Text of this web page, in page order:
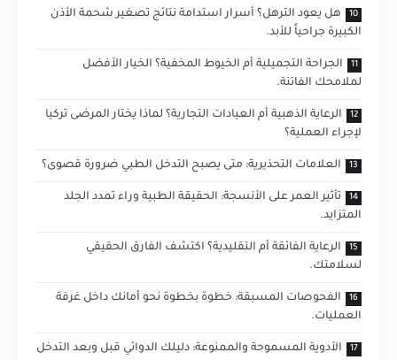
هل يعود الترهل؟ أسرار استدامة نتائج تصغير شحمة الأذن
الكبيرة جراحياً للأبد.
الجراحة التجميلية أم الخيوط المخفية؟ الخيار الأفضل
لملامحك الفاتنة.
الرعاية الذهبية أم العيادات التجارية؟ لماذا يختار المرضى تركيا
لإجراء العملية؟
العلامات التحذيرية: متى يصبح التدخل الطبي ضرورة قصوى؟
تأثير العمر على الأنسجة: الحقيقة الطبية وراء تمدد الجلد
المتزايد.
الرعاية الفائقة أم التقليدية؟ اكتشف الفارق الحقيقي
لسلامتك.
الفحوصات المسبقة: خطوة بخطوة نحو أمانك داخل غرفة
العمليات.
الأدوية المسموحة والممنوعة: دليلك الدوائي قبل وبعد التدخل